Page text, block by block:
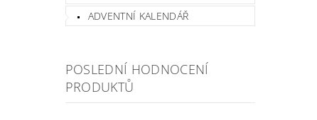
ADVENTNÍ KALENDÁŘ
POSLEDNÍ HODNOCENÍ
PRODUKTŮ